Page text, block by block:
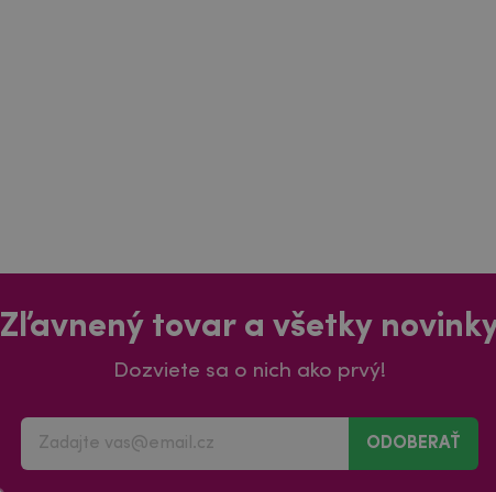
Zľavnený tovar a všetky
Dozviete sa o nich ako prvý!
ODOBERAŤ